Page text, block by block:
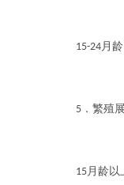
15-24月
5 ．繁殖
15月龄以